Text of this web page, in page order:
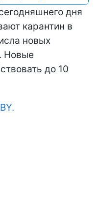
дня
карантин в
новых
Новые
до 10